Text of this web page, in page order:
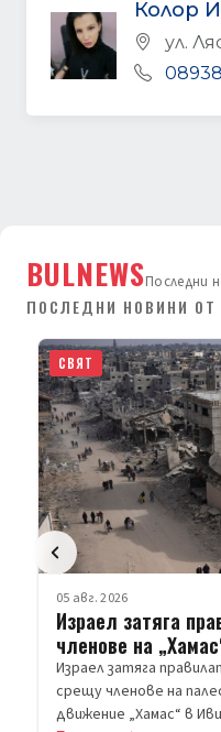
Колор
ул.
BULNEWSПоследни
ПОСЛЕДНИ НОВИНИ ОТ
СВЯТ
05 авг. 2026
Израел затяга
членове на
Израел затяга
срещу членове на
движение „Хамас“ в